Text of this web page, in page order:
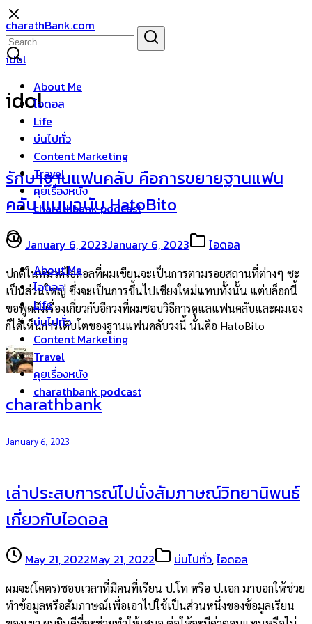
Skip
to
content
charathBank.com
About Me
ไอดอล
Life
บ่นไปทั่ว
Content Marketing
Travel
คุยเรื่องหนัง
charathbank podcast
About Me
ไอดอล
Life
บ่นไปทั่ว
Content Marketing
Travel
คุยเรื่องหนัง
charathbank podcast
Search
for:
idol
idol
รักษาฐานแฟนคลับ คือการขยายฐานแฟน
คลับ แบบฉบับ HatoBito
January 6, 2023January 6, 2023 ไอดอล
ปกติในหมวดไอดอลที่ผมเขียนจะเป็นการตามรอยสถานที่ต่างๆ ซะ
เป็นส่วนใหญ่ ซึ่งจะเป็นการขึ้นไปเชียงใหม่แทบทั้งนั้น แต่บล็อกนี้
ขอพูดถึงเรื่องเกี่ยวกับอีกวงที่ผมชอบวิธีการดูแลแฟนคลับและผมเอง
ก็ได้เห็นการเติบโตของฐานแฟนคลับวงนี้ นั่นคือ HatoBito
charathbank
January 6, 2023
เล่าประสบการณ์ไปนั่งสัมภาษณ์วิทยานิพนธ์
เกี่ยวกับไอดอล
May 21, 2022May 21, 2022 บ่นไปทั่ว,ไอดอล
ผมจะ(โคตร)ชอบเวลาที่มีคนที่เรียน ป.โท หรือ ป.เอก มาบอกให้ช่วย
ทำข้อมูลหรือสัมภาษณ์เพื่อเอาไปใช้เป็นส่วนหนึ่งของข้อมูลเรียน